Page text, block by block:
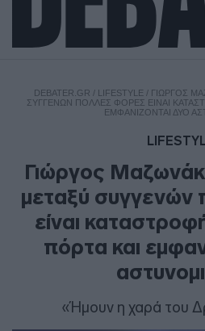
DEBATER.GR / LIFESTYLE / ΓΙΏΡΓΟΣ
ΣΥΓΓΕΝΏΝ ΠΟΛΛΈΣ ΦΟΡΈΣ ΕΊΝΑΙ
ΕΜΦΑΝΊΖΟΝΤΑΙ ΔΥΟ
Γιώργος
μεταξύ συγγενών
είναι
πόρτα και
«Ήμουν η χαρά του